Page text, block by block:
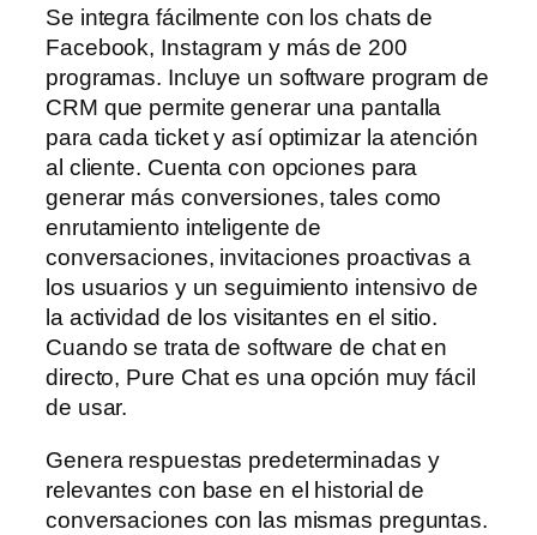
Se integra fácilmente con los chats de
Facebook, Instagram y más de 200
programas. Incluye un software program de
CRM que permite generar una pantalla
para cada ticket y así optimizar la atención
al cliente. Cuenta con opciones para
generar más conversiones, tales como
enrutamiento inteligente de
conversaciones, invitaciones proactivas a
los usuarios y un seguimiento intensivo de
la actividad de los visitantes en el sitio.
Cuando se trata de software de chat en
directo, Pure Chat es una opción muy fácil
de usar.
Genera respuestas predeterminadas y
relevantes con base en el historial de
conversaciones con las mismas preguntas.